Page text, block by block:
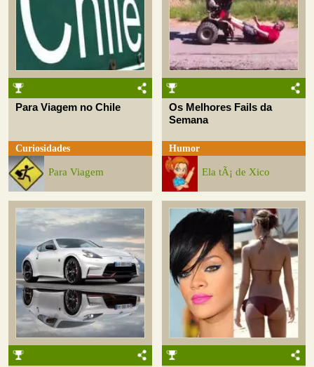
Para Viagem no Chile
Curiosidades
Para Viagem
Os Melhores Fails da
Semana
Humor
Ela tÃ¡ de Xico